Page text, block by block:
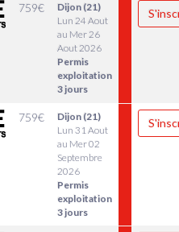
759€
Dijon (21)
Lun 24 Aout
au Mer 26
Aout 2026
Permis
exploitation
3 jours
759€
Dijon (21)
Lun 31 Aout
au Mer 02
Septembre
2026
Permis
exploitation
3 jours